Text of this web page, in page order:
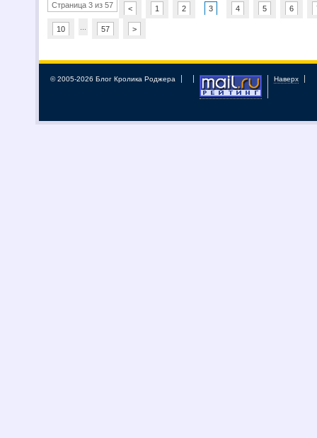
Страница 3 из 57 < 1 2 3 4 5 6
10 57 >
© 2005-2026 Блог Кролика Роджера Наверх